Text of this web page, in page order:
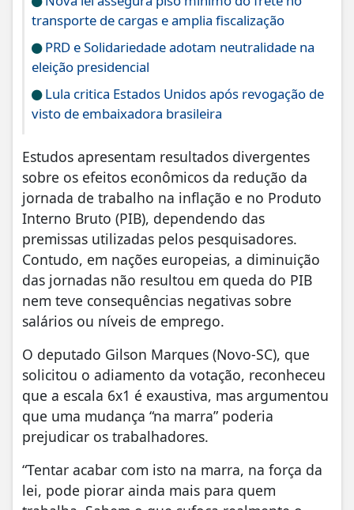
transporte de cargas e amplia fiscalização
PRD e Solidariedade adotam neutralidade na
eleição presidencial
Lula critica Estados Unidos após revogação de
visto de embaixadora brasileira
Estudos apresentam resultados divergentes
sobre os efeitos econômicos da redução da
jornada de trabalho na inflação e no Produto
Interno Bruto (PIB), dependendo das
premissas utilizadas pelos pesquisadores.
Contudo, em nações europeias, a diminuição
das jornadas não resultou em queda do PIB
nem teve consequências negativas sobre
salários ou níveis de emprego.
O deputado Gilson Marques (Novo-SC), que
solicitou o adiamento da votação, reconheceu
que a escala 6x1 é exaustiva, mas argumentou
que uma mudança “na marra” poderia
prejudicar os trabalhadores.
“Tentar acabar com isto na marra, na força da
lei, pode piorar ainda mais para quem